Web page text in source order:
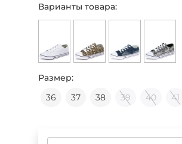
Варианты товара:
Размер:
36
37 38 39 40 41